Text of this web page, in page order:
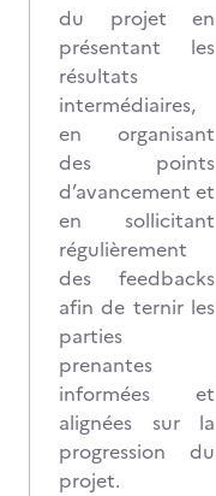
du projet en
présentant les
résultats
intermédiaires,
en organisant
des points
d’avancement et
en sollicitant
régulièrement
des feedbacks
afin de ternir les
parties
prenantes
informées et
alignées sur la
progression du
projet.